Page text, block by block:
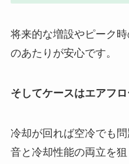
将来的な増設やピーク
のあたりが安心です。
そしてケースはエアフロ
冷却が回れば空冷でも
音と冷却性能の両立を